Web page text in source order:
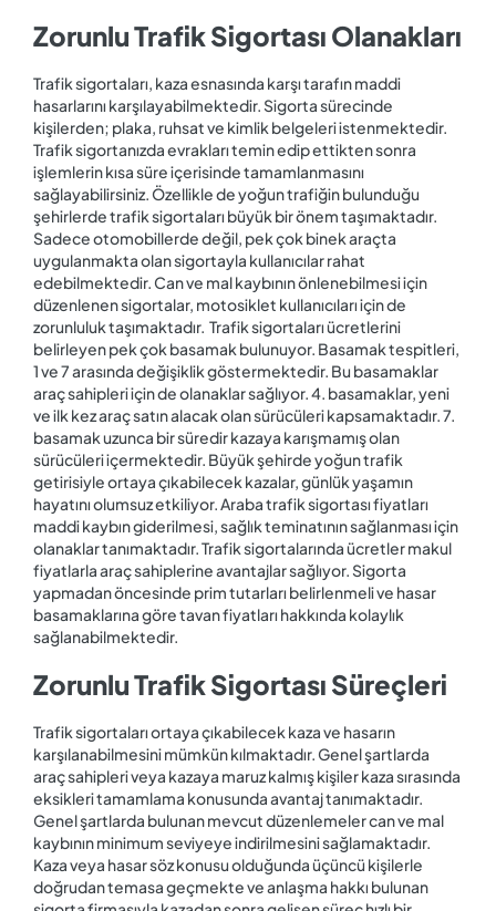
Zorunlu Trafik Sigortası Olanakları
Trafik sigortaları, kaza esnasında karşı tarafın maddi
hasarlarını karşılayabilmektedir. Sigorta sürecinde
kişilerden; plaka, ruhsat ve kimlik belgeleri istenmektedir.
Trafik sigortanızda evrakları temin edip ettikten sonra
işlemlerin kısa süre içerisinde tamamlanmasını
sağlayabilirsiniz. Özellikle de yoğun trafiğin bulunduğu
şehirlerde trafik sigortaları büyük bir önem taşımaktadır.
Sadece otomobillerde değil, pek çok binek araçta
uygulanmakta olan sigortayla kullanıcılar rahat
edebilmektedir. Can ve mal kaybının önlenebilmesi için
düzenlenen sigortalar, motosiklet kullanıcıları için de
zorunluluk taşımaktadır. Trafik sigortaları ücretlerini
belirleyen pek çok basamak bulunuyor. Basamak tespitleri,
1 ve 7 arasında değişiklik göstermektedir. Bu basamaklar
araç sahipleri için de olanaklar sağlıyor. 4. basamaklar, yeni
ve ilk kez araç satın alacak olan sürücüleri kapsamaktadır. 7.
basamak uzunca bir süredir kazaya karışmamış olan
sürücüleri içermektedir. Büyük şehirde yoğun trafik
getirisiyle ortaya çıkabilecek kazalar, günlük yaşamın
hayatını olumsuz etkiliyor. Araba trafik sigortası fiyatları
maddi kaybın giderilmesi, sağlık teminatının sağlanması için
olanaklar tanımaktadır. Trafik sigortalarında ücretler makul
fiyatlarla araç sahiplerine avantajlar sağlıyor. Sigorta
yapmadan öncesinde prim tutarları belirlenmeli ve hasar
basamaklarına göre tavan fiyatları hakkında kolaylık
sağlanabilmektedir.
Zorunlu Trafik Sigortası Süreçleri
Trafik sigortaları ortaya çıkabilecek kaza ve hasarın
karşılanabilmesini mümkün kılmaktadır. Genel şartlarda
araç sahipleri veya kazaya maruz kalmış kişiler kaza sırasında
eksikleri tamamlama konusunda avantaj tanımaktadır.
Genel şartlarda bulunan mevcut düzenlemeler can ve mal
kaybının minimum seviyeye indirilmesini sağlamaktadır.
Kaza veya hasar söz konusu olduğunda üçüncü kişilerle
doğrudan temasa geçmekte ve anlaşma hakkı bulunan